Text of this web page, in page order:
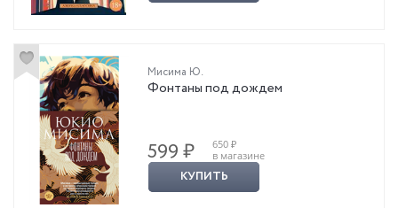
Мисима Ю.
Фонтаны под дождем
599 ₽
650 ₽
в магазине
КУПИТЬ